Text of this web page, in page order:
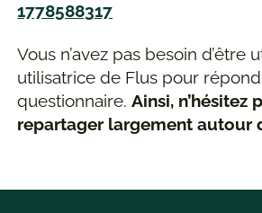
1778588317
Vous n’avez pas besoin d’être
utilisatrice de Flus pour
questionnaire.Ainsi, n’hésitez
repartager largement autour